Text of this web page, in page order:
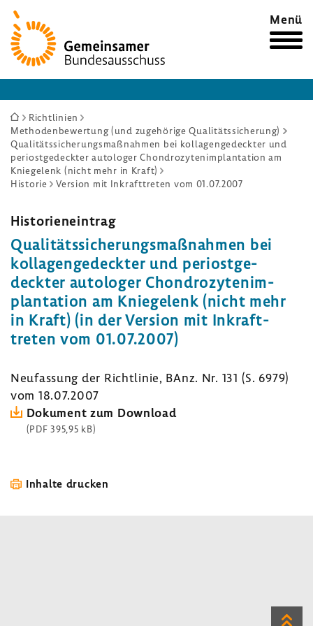
Zur
Startseite
Menü
Sie
sind
hier:
Richtlinien
Methodenbewertung (und zugehörige Qualitätssicherung)
Qualitätssicherungsmaßnahmen bei kollagengedeckter und
periostgedeckter autologer Chondrozytenimplantation am
Kniegelenk (nicht mehr in Kraft)
Historie
Version mit Inkrafttreten vom 01.07.2007
Histo­ri­en­ein­trag
Quali­täts­si­che­rungs­maß­nahmen bei
kolla­gen­ge­deckter und peri­ost­ge­
deckter auto­loger Chon­dro­zy­ten­im­
plan­ta­tion am Knie­ge­lenk (nicht mehr
in Kraft) (in der Version mit Inkraft­
treten vom 01.07.2007)
Neufas­sung der Richt­linie, BAnz. Nr. 131 (S. 6979)
vom 18.07.2007
Doku­ment zum Down­load
(PDF 395,95 kB)
Inhalte drucken
Zum